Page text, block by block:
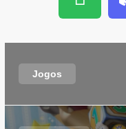
Jogos